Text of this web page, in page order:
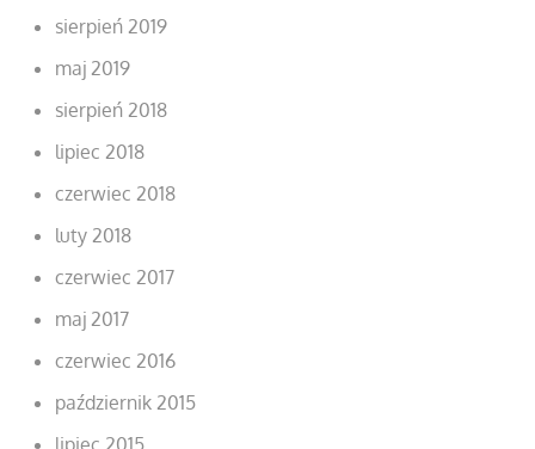
sierpień 2019
maj 2019
sierpień 2018
lipiec 2018
czerwiec 2018
luty 2018
czerwiec 2017
maj 2017
czerwiec 2016
październik 2015
lipiec 2015